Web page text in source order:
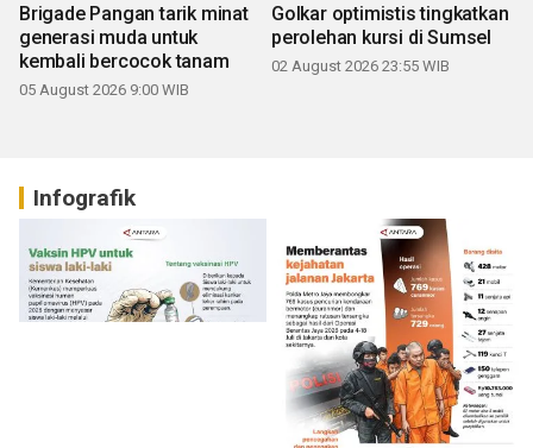
Brigade Pangan tarik minat
generasi muda untuk
kembali bercocok tanam
05 August 2026 9:00 WIB
Golkar optimistis tingkatkan
perolehan kursi di Sumsel
02 August 2026 23:55 WIB
Infografik